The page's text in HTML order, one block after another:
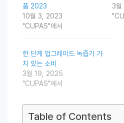
품 2023
10월 3, 2023
"CUPAS"에서
3
한 단계 업그레이드 녹즙기 가
치 있는 소비
3월 19, 2025
"CUPAS"에서
Table of Contents